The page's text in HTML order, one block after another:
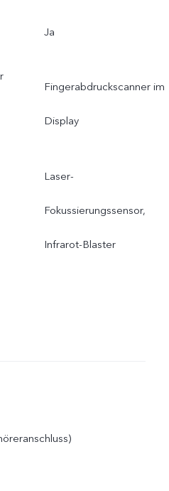
Ja
Fingerabdruckscanner im
Display
Laser-
Fokussierungssensor,
Infrarot-Blaster